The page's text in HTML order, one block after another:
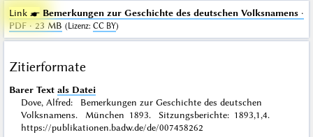
Link ☛ Bemerkungen zur Geschichte des deutschen Volksnamens·
PDF · 23 MB (Lizenz: CC BY)
Zitierformate
Barer Text als Datei
Dove, Alfred: Bemerkungen zur Geschichte des deutschen
Volksnamens. München 1893. Sitzungsberichte: 1893,1,4.
https://publikationen.badw.de/de/007458262